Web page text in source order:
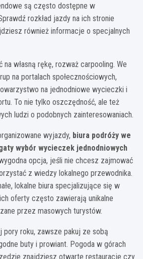
są często dostępne w
rozkład jazdy na ich stronie
również informacje o specjalnych
własną rękę, rozważ carpooling. We
na portalach społecznościowych,
na jednodniowe wycieczki i
To nie tylko oszczędność, ale też
ludzi o podobnych zainteresowaniach.
wyjazdy, biura podróży we
wybór wycieczek jednodniowych
opcja, jeśli nie chcesz zajmować
z wiedzy lokalnego przewodnika.
lokalne biura specjalizujące się w
oferty często zawierają unikalne
przez masowych turystów.
pory roku, zawsze pakuj ze sobą
buty i prowiant. Pogoda w górach
znajdziesz otwarte restauracje czy